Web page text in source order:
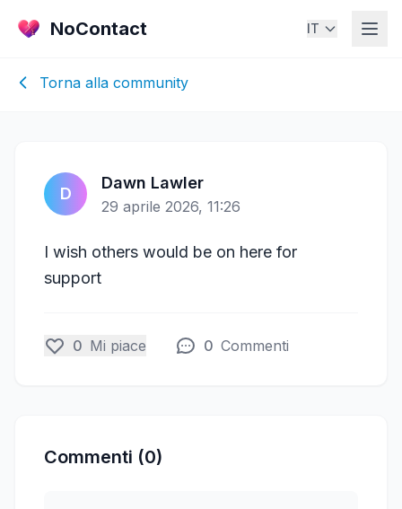
NoContact IT
Torna alla community
D
Dawn Lawler
29 aprile 2026, 11:26
I wish others would be on here for
support
0 Mi piace 0 Commenti
Commenti (0)